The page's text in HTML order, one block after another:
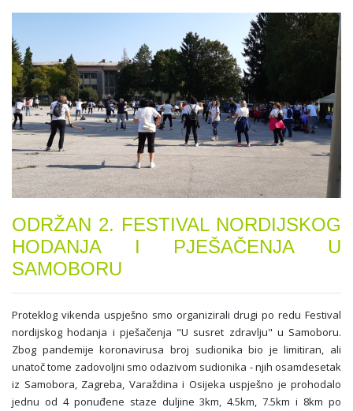
ODRŽAN 2. FESTIVAL NORDIJSKOG
HODANJA I PJEŠAČENJA U
SAMOBORU
Proteklog vikenda uspješno smo organizirali drugi po redu Festival
nordijskog hodanja i pješačenja "U susret zdravlju" u Samoboru.
Zbog pandemije koronavirusa broj sudionika bio je limitiran, ali
unatoč tome zadovoljni smo odazivom sudionika - njih osamdesetak
iz Samobora, Zagreba, Varaždina i Osijeka uspješno je prohodalo
jednu od 4 ponuđene staze duljine 3km, 4.5km, 7.5km i 8km po